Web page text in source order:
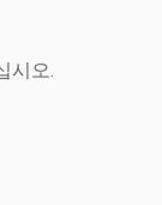
시오.